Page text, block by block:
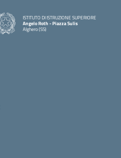
ISTITUTO DI ISTRUZIONE SUPERIORE
Angelo Roth - Piazza Sulis
Alghero (SS)
— Visita la pagina iniziale della scuola